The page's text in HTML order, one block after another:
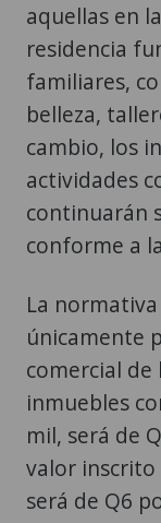
aquellas en
residencia
familiares,
belleza,
cambio, los
actividades
continuarán
conforme a
La
únicamente
comercial
inmuebles
mil, será de
valor inscrito
será de Q6